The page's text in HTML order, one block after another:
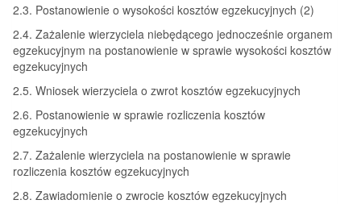
2.3. Postanowienie o wysokości kosztów egzekucyjnych (2)
2.4. Zażalenie wierzyciela niebędącego jednocześnie organem
egzekucyjnym na postanowienie w sprawie wysokości kosztów
egzekucyjnych
2.5. Wniosek wierzyciela o zwrot kosztów egzekucyjnych
2.6. Postanowienie w sprawie rozliczenia kosztów
egzekucyjnych
2.7. Zażalenie wierzyciela na postanowienie w sprawie
rozliczenia kosztów egzekucyjnych
2.8. Zawiadomienie o zwrocie kosztów egzekucyjnych